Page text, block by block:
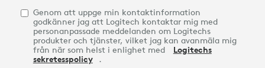
Land*
Genom att uppge min kontaktinformation
godkänner jag att Logitech kontaktar mig med
personanpassade meddelanden om Logitechs
produkter och tjänster, vilket jag kan avanmäla mig
från när som helst i enlighet med
Logitechs
sekretesspolicy
.